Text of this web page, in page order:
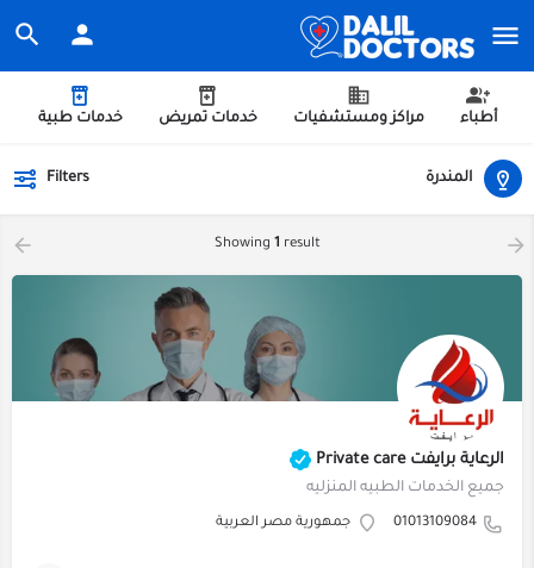
أطباء مراكز ومستشفيات خدمات تمريض خدمات طبية
المندرة Filters
Showing 1 result
الرعاية برايفت Private care
جميع الخدمات الطبيه المنزليه
01013109084 جمهورية مصر العربية